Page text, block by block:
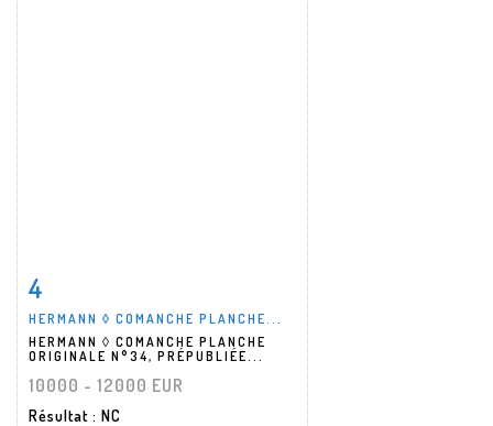
4
HERMANN ◊ COMANCHE PLANCHE...
HERMANN ◊ COMANCHE PLANCHE
ORIGINALE N°34, PRÉPUBLIÉE...
10000 - 12000 EUR
Résultat : NC